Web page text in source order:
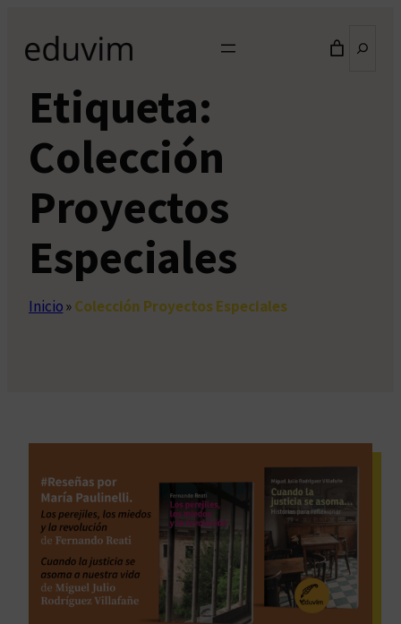
contenido
Etiqueta:
Colección
Proyectos
Especiales
Inicio»Colección Proyectos Especiales